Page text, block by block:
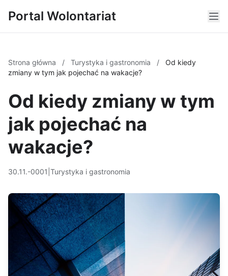
Portal Wolontariat
Strona główna / Turystyka i gastronomia /
Od kiedy
zmiany w tym jak pojechać na wakacje?
Od kiedy zmiany w tym
jak pojechać na
wakacje?
30.11.-0001 Turystyka i gastronomia